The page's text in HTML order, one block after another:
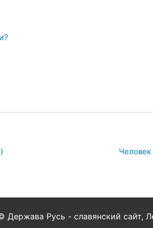
Держава Русь - славянский сайт,